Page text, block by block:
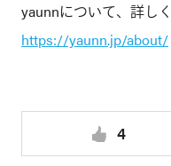
yaunnについて、詳し
https://yaunn.jp/about/
4